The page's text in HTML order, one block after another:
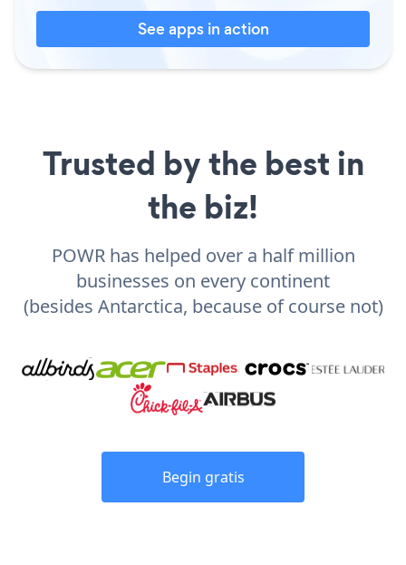
See apps in action
Trusted by the best in
the biz!
POWR has helped over a half million
businesses on every continent
(besides Antarctica, because of course not)
Begin gratis